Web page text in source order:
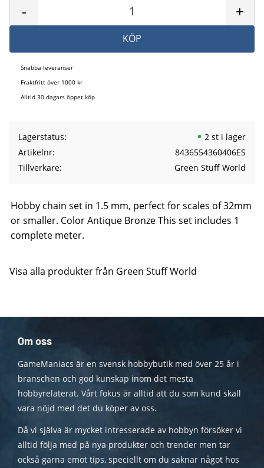
+
-
KÖP
Snabba leveranser
Fraktfritt över 1000 kr
Alltid 30 dagars öppet köp
Lagerstatus
2 st i lager
Artikelnr
8436554360406ES
Tillverkare
Green Stuff World
Hobby chain set in 1.5 mm, perfect for scales of 32mm
or smaller. Color Antique Bronze This set includes 1
complete meter.
Visa alla produkter från Green Stuff World
Om oss
GameManiacs är en svensk hobbybutik med över 25 år i
branschen och god kunskap inom det mesta
hobbyrelaterat. Vårt fokus är alltid att du som kund skall
vara nöjd med det du köper av oss.
Då vi själva är mycket intresserade av hobbyn försöker vi
alltid följa med på nya produkter och trender men tar
också gärna emot tips, speciellt om du saknar något hos